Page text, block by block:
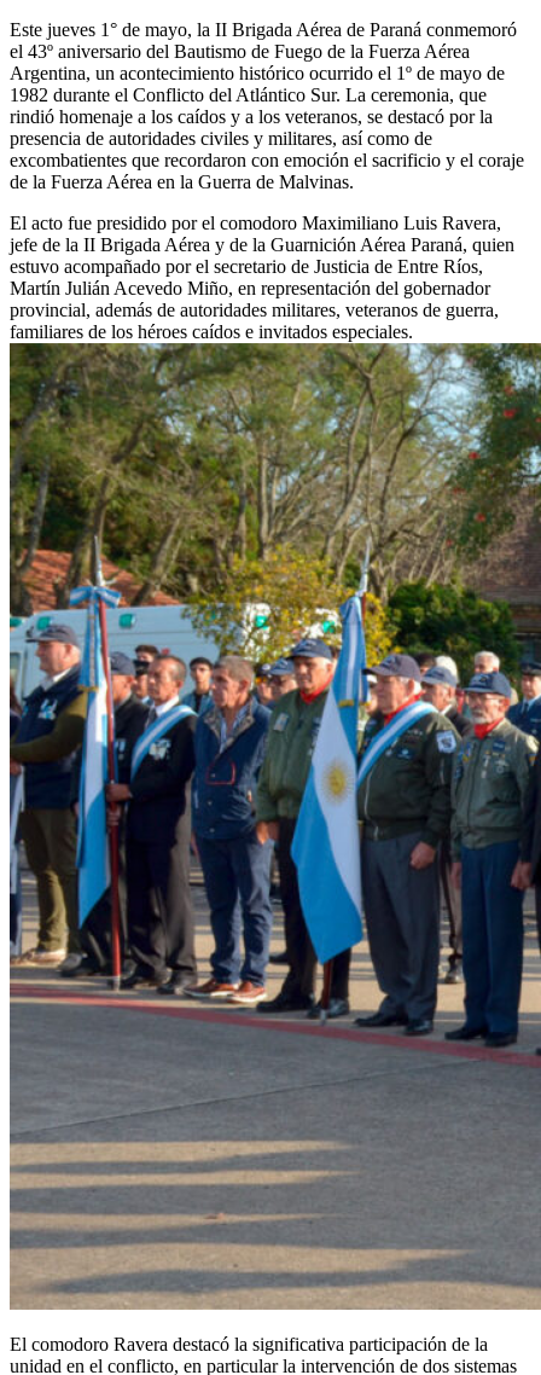
Este jueves 1° de mayo, la II Brigada Aérea de Paraná conmemoró
el 43º aniversario del Bautismo de Fuego de la Fuerza Aérea
Argentina, un acontecimiento histórico ocurrido el 1º de mayo de
1982 durante el Conflicto del Atlántico Sur. La ceremonia, que
rindió homenaje a los caídos y a los veteranos, se destacó por la
presencia de autoridades civiles y militares, así como de
excombatientes que recordaron con emoción el sacrificio y el coraje
de la Fuerza Aérea en la Guerra de Malvinas.
El acto fue presidido por el comodoro Maximiliano Luis Ravera,
jefe de la II Brigada Aérea y de la Guarnición Aérea Paraná, quien
estuvo acompañado por el secretario de Justicia de Entre Ríos,
Martín Julián Acevedo Miño, en representación del gobernador
provincial, además de autoridades militares, veteranos de guerra,
familiares de los héroes caídos e invitados especiales.
El comodoro Ravera destacó la significativa participación de la
unidad en el conflicto, en particular la intervención de dos sistemas